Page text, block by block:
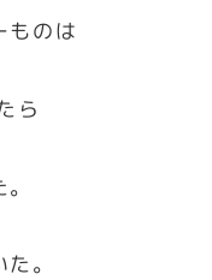
ものは
ら
。